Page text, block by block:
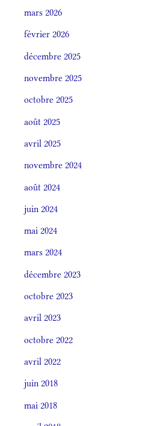
mars 2026
février 2026
décembre 2025
novembre 2025
octobre 2025
août 2025
avril 2025
novembre 2024
août 2024
juin 2024
mai 2024
mars 2024
décembre 2023
octobre 2023
avril 2023
octobre 2022
avril 2022
juin 2018
mai 2018